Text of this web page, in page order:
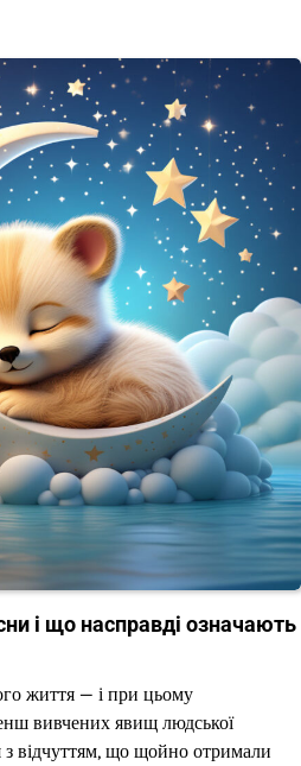
і що насправді означають
життя — і при цьому
вивчених явищ людської
відчуттям, що щойно отримали